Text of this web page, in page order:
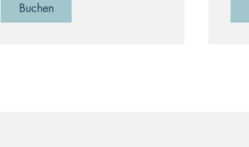
Buchen